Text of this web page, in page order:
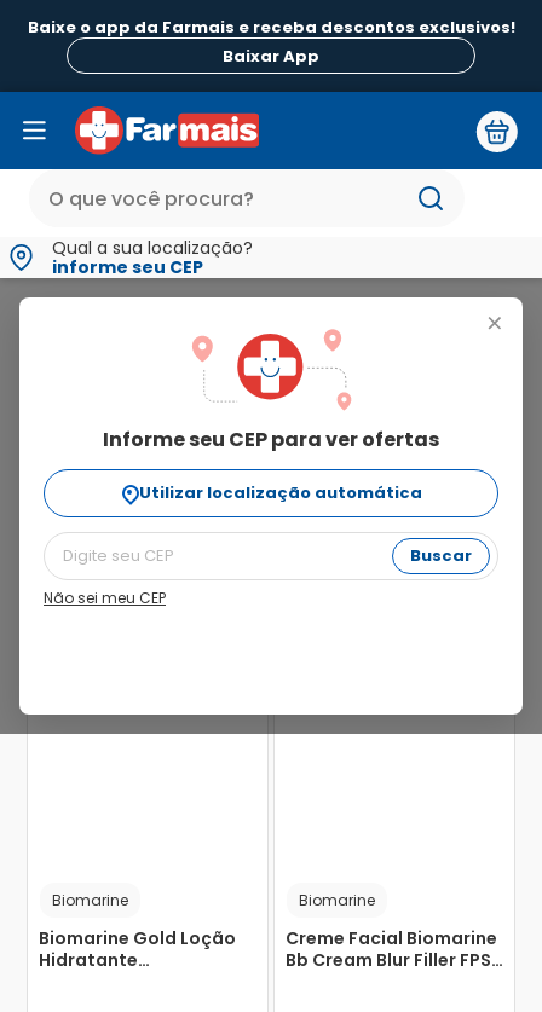
Baixe o app da Farmais e receba descontos exclusivos!
Baixar App
Qual a sua localização?
informe seu CEP
+
Informe seu CEP para ver ofertas
Utilizar localização automática
Buscar
Não sei meu CEP
Ordenar Por
relevância
Biomarine
Biomarine Gold Loção
Hidratante
Biomarine
Creme Facial Biomarine
Bb Cream Blur Filler FPS